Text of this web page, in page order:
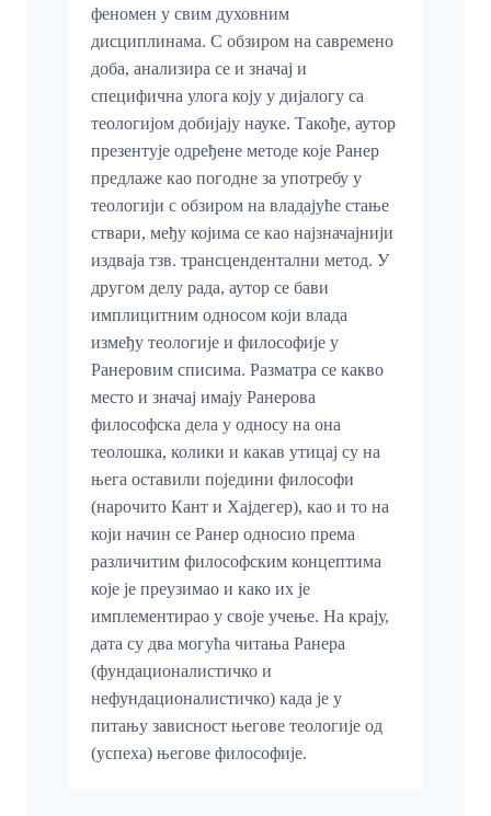
феномен у свим духовним
дисциплинама. С обзиром на савремено
доба, анализира се и значај и
специфична улога коју у дијалогу са
теологијом добијају науке. Такође, аутор
презентује одређене методе које Ранер
предлаже као погодне за употребу у
теологији с обзиром на владајуће стање
ствари, међу којима се као најзначајнији
издваја тзв. трансцендентални метод. У
другом делу рада, аутор се бави
имплицитним односом који влада
између теологије и философије у
Ранеровим списима. Разматра се какво
место и значај имају Ранерова
философска дела у односу на она
теолошка, колики и какав утицај су на
њега оставили поједини философи
(нарочито Кант и Хајдегер), као и то на
који начин се Ранер односио према
различитим философским концептима
које је преузимао и како их је
имплементирао у своје учење. На крају,
дата су два могућа читања Ранера
(фундационалистичко и
нефундационалистичко) када је у
питању зависност његове теологије од
(успеха) његове философије.